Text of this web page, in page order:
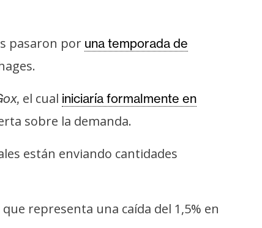
pasaron por una temporada de
el cual iniciaría formalmente en
sobre la demanda.
están enviando cantidades
representa una caída del 1,5% en